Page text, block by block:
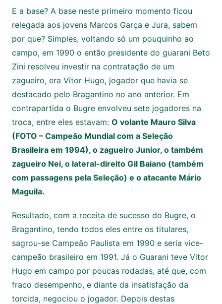
E a base? A base neste primeiro momento ficou
relegada aos jovens Marcos Garça e Jura, sabem
por que? Simples, voltando só um pouquinho ao
campo, em 1990 o então presidente do guarani Beto
Zini resolveu investir na contratação de um
zagueiro, era Vitor Hugo, jogador que havia se
destacado pelo Bragantino no ano anterior. Em
contrapartida o Bugre envolveu sete jogadores na
troca, entre eles estavam: O volante Mauro Silva
(FOTO – Campeão Mundial com a Seleção
Brasileira em 1994), o zagueiro Junior, o também
zagueiro Nei, o lateral-direito Gil Baiano (também
com passagens pela Seleção) e o atacante Mário
Maguila.
Resultado, com a receita de sucesso do Bugre, o
Bragantino, tendo todos eles entre os titulares,
sagrou-se Campeão Paulista em 1990 e seria vice-
campeão brasileiro em 1991. Já o Guarani teve Vitor
Hugo em campo por poucas rodadas, até que, com
fraco desempenho, e diante da insatisfação da
torcida, negociou o jogador. Depois destas